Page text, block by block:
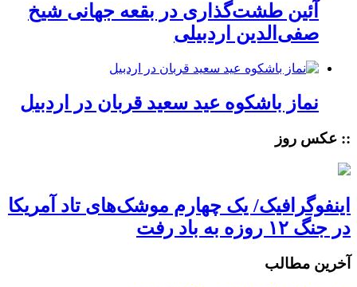
آئین طشت‌گذاری در بقعه جهانی شیخ
صفی‌الدین اردبیلی
نماز باشکوه عید سعید قربان در اردبیل
:: عکس روز
اینفوگرافیک/ یک چهارم موشک‌های تاد آمریکا
در جنگ ۱۲ روزه به باد رفت
آخرین مطالب